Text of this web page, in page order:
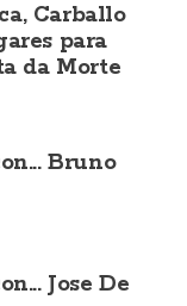
Carballo
para
da Morte
Bruno
Jose De